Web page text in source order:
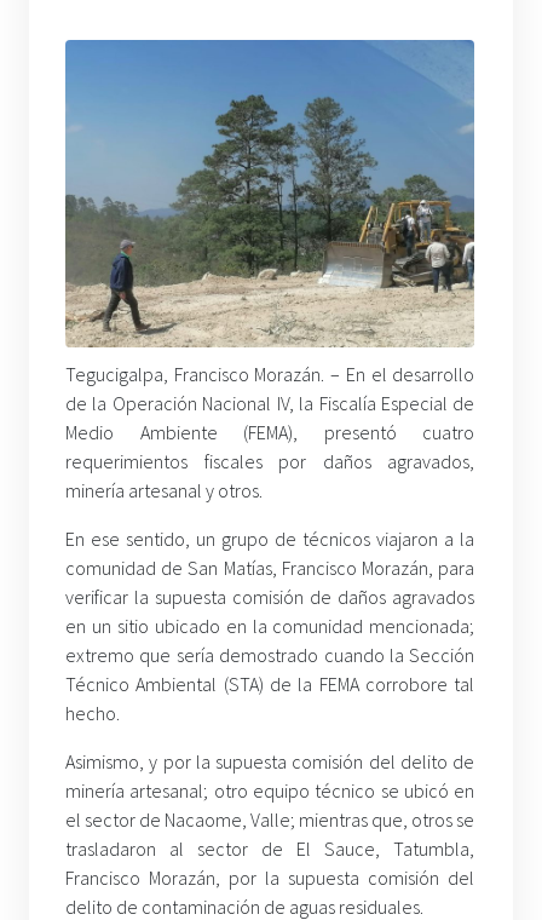
Tegucigalpa, Francisco Morazán. – En el desarrollo
de la Operación Nacional IV, la Fiscalía Especial de
Medio Ambiente (FEMA), presentó cuatro
requerimientos fiscales por daños agravados,
minería artesanal y otros.
En ese sentido, un grupo de técnicos viajaron a la
comunidad de San Matías, Francisco Morazán, para
verificar la supuesta comisión de daños agravados
en un sitio ubicado en la comunidad mencionada;
extremo que sería demostrado cuando la Sección
Técnico Ambiental (STA) de la FEMA corrobore tal
hecho.
Asimismo, y por la supuesta comisión del delito de
minería artesanal; otro equipo técnico se ubicó en
el sector de Nacaome, Valle; mientras que, otros se
trasladaron al sector de El Sauce, Tatumbla,
Francisco Morazán, por la supuesta comisión del
delito de contaminación de aguas residuales.